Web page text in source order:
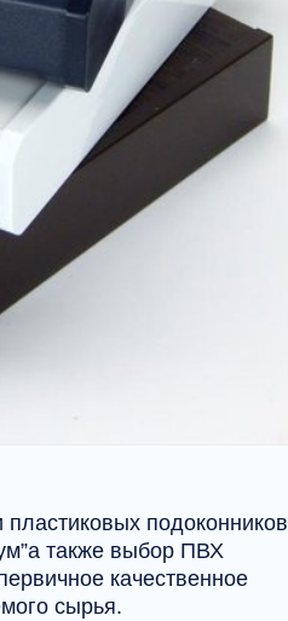
подоконников
также выбор ПВХ
качественное
сырья.